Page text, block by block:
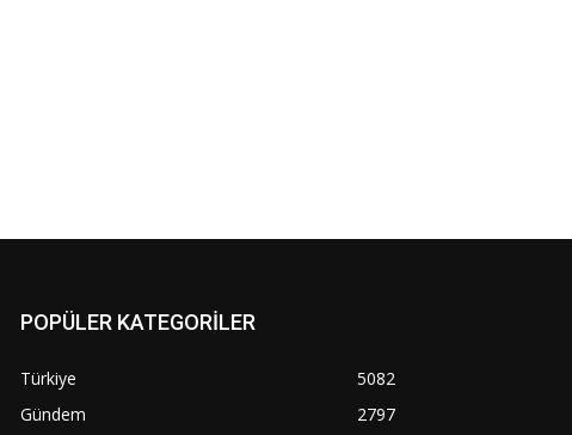
POPÜLER KATEGORİLER
Türkiye
5082
Gündem
2797